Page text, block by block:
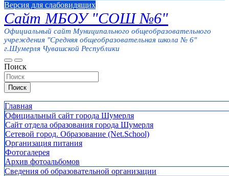
Версия для слабовидящих
Сайт МБОУ "СОШ №6"
Официальный сайт Муниципального общеобразовательного
учреждения "Средняя общеобразовательная школа № 6"
г.Шумерля Чувашской Республики
Поиск
Поиск
Главная
Официальный сайт города Шумерля
Сайт отдела образования города Шумерля
Сетевой город. Образование (Net.School)
Организация питания
Фотогалерея
Архив фотоальбомов
Сведения об образовательной организации